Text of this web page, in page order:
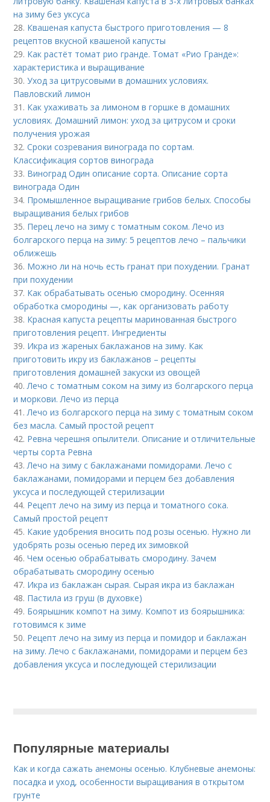
на зиму без уксуса
28. Квашеная капуста быстрого приготовления — 8
рецептов вкусной квашеной капусты
29. Как растёт томат рио гранде. Томат «Рио Гранде»:
характеристика и выращивание
30.Уход за цитрусовыми в домашних условиях.
Павловский лимон
31. Как ухаживать за лимоном в горшке в домашних
условиях. Домашний лимон: уход за цитрусом и сроки
получения урожая
32.Сроки созревания винограда по сортам.
Классификация сортов винограда
33. Виноград Один описание сорта. Описание сорта
винограда Один
34. Промышленное выращивание грибов белых. Способы
выращивания белых грибов
35. Перец лечо на зиму с томатным соком. Лечо из
болгарского перца на зиму: 5 рецептов лечо – пальчики
оближешь
36. Можно ли на ночь есть гранат при похудении. Гранат
при похудении
37. Как обрабатывать осенью смородину. Осенняя
обработка смородины —, как организовать работу
38. Красная капуста рецепты маринованная быстрого
приготовления рецепт. Ингредиенты
39. Икра из жареных баклажанов на зиму. Как
приготовить икру из баклажанов – рецепты
приготовления домашней закуски из овощей
40.Лечо с томатным соком на зиму из болгарского перца
и моркови. Лечо из перца
41.Лечо из болгарского перца на зиму с томатным соком
без масла. Самый простой рецепт
42. Ревна черешня опылители. Описание и отличительные
черты сорта Ревна
43.Лечо на зиму с баклажанами помидорами. Лечо с
баклажанами, помидорами и перцем без добавления
уксуса и последующей стерилизации
44. Рецепт лечо на зиму из перца и томатного сока.
Самый простой рецепт
45. Какие удобрения вносить под розы осенью. Нужно ли
удобрять розы осенью перед их зимовкой
46.Чем осенью обрабатывать смородину. Зачем
обрабатывать смородину осенью
47. Икра из баклажан сырая. Сырая икра из баклажан
48. Пастила из груш (в духовке)
49. Боярышник компот на зиму. Компот из боярышника:
готовимся к зиме
50. Рецепт лечо на зиму из перца и помидор и баклажан
на зиму. Лечо с баклажанами, помидорами и перцем без
добавления уксуса и последующей стерилизации
Популярные материалы
Как и когда сажать анемоны осенью. Клубневые анемоны:
посадка и уход, особенности выращивания в открытом
грунте